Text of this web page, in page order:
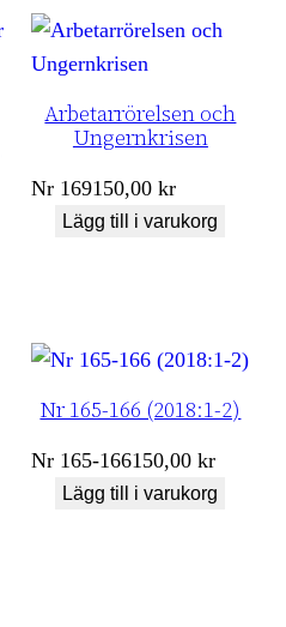
Arbetarrörelsen och
Ungernkrisen
Nr 169150,00kr
Lägg till i varukorg
Nr 165-166 (2018:1-2)
Nr 165-166150,00kr
Lägg till i varukorg